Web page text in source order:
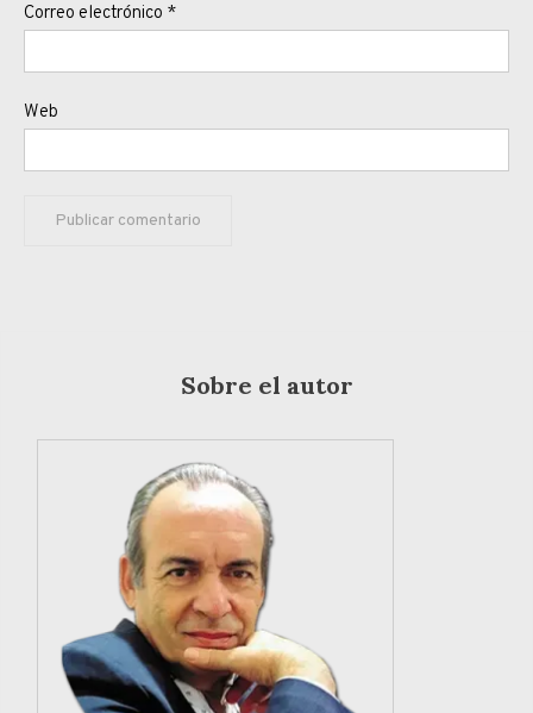
Correo electrónico *
Web
Sobre el autor